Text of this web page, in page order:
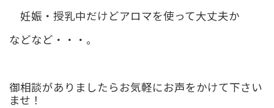
妊娠・授乳中だけどアロマを使って大丈夫か
などなど・・・。
御相談がありましたらお気軽にお声をかけて下さい
ませ！